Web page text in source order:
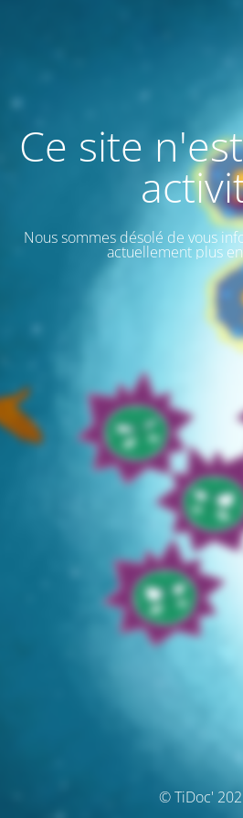
Ce site
Nous sommes désolé de vous
actuellement plus
© TiDoc'